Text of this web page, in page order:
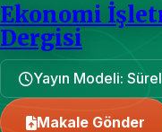
Ekonomi
Dergisi
Yayın Modeli:
Makale Gönder